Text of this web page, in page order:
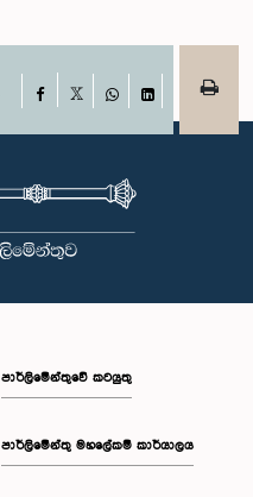
Facebook
WhatsAppLinkedIn
පාර්ලිමේන්තුවේ කටයුතු
පාර්ලිමේන්තු මහලේකම් කාර්යාලය